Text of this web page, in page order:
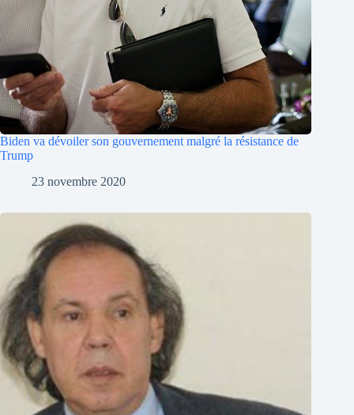
Biden va dévoiler son gouvernement malgré la résistance de
Trump
23 novembre 2020